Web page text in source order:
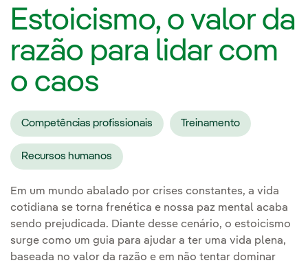
Estoicismo, o valor da
razão para lidar com
o caos
Competências profissionais Treinamento
Recursos humanos
Em um mundo abalado por crises constantes, a vida
cotidiana se torna frenética e nossa paz mental acaba
sendo prejudicada. Diante desse cenário, o estoicismo
surge como um guia para ajudar a ter uma vida plena,
baseada no valor da razão e em não tentar dominar